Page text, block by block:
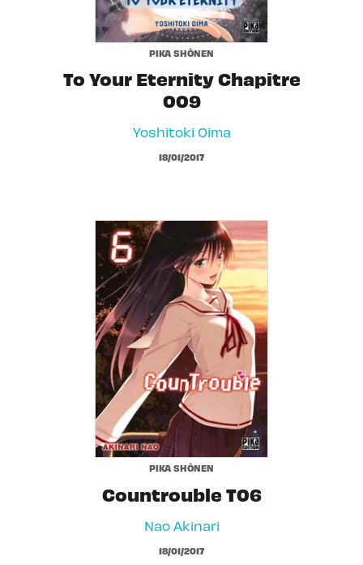
PIKA SHÔNEN
To Your Eternity Chapitre
009
Yoshitoki Oima
18/01/2017
PIKA SHÔNEN
Countrouble T06
Nao Akinari
18/01/2017